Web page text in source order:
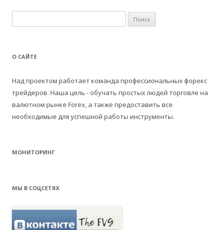
а
т
:
О САЙТЕ
Над проектом работает команда профессиональных форекс
трейдеров. Наша цель - обучать простых людей торговле на
валютном рынке Forex, а также предоставить все
необходимые для успешной работы инструменты.
МОНИТОРИНГ
МЫ В СОЦСЕТЯХ